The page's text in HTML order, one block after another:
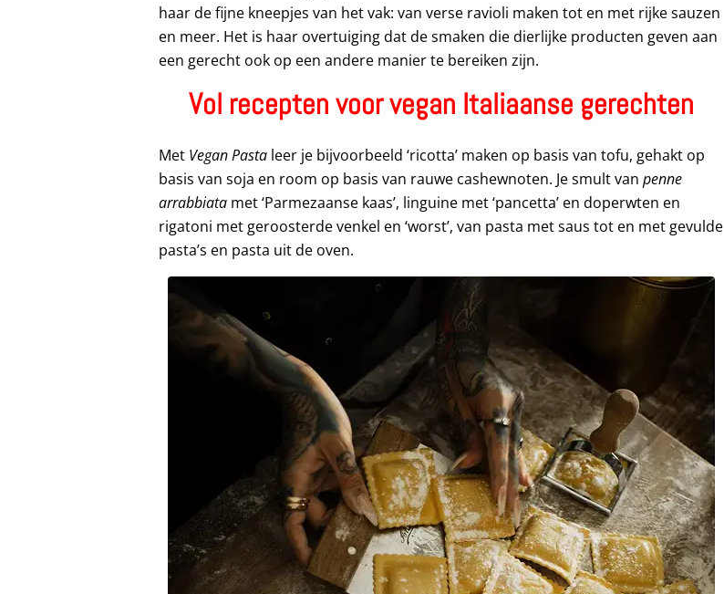
haar de fijne kneepjes van het vak: van verse ravioli maken tot en met rijke sauzen
en meer. Het is haar overtuiging dat de smaken die dierlijke producten geven aan
een gerecht ook op een andere manier te bereiken zijn.
Vol recepten voor vegan Italiaanse gerechten
Met Vegan Pasta leer je bijvoorbeeld ‘ricotta’ maken op basis van tofu, gehakt op
basis van soja en room op basis van rauwe cashewnoten. Je smult vanpenne
arrabbiata met ‘Parmezaanse kaas’, linguine met ‘pancetta’ en doperwten en
rigatoni met geroosterde venkel en ‘worst’, van pasta met saus tot en met gevulde
pasta’s en pasta uit de oven.